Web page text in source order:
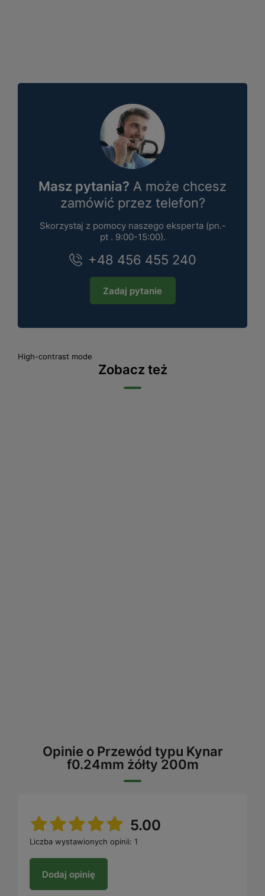
Masz pytania? A może chcesz
zamówić przez telefon?
Skorzystaj z pomocy naszego eksperta (pn.-
pt . 9:00-15:00).
+48 456 455 240
Zadaj pytanie
High-contrast mode
Zobacz też
Opinie o Przewód typu Kynar
f0.24mm żółty 200m
5.00
Liczba wystawionych opinii: 1
Dodaj opinię